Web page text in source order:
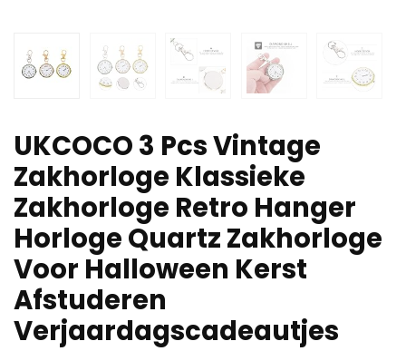
UKCOCO 3 Pcs Vintage
Zakhorloge Klassieke
Zakhorloge Retro Hanger
Horloge Quartz Zakhorloge
Voor Halloween Kerst
Afstuderen
Verjaardagscadeautjes